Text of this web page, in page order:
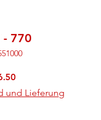
- 770
Sale-
Preis
und Lieferung